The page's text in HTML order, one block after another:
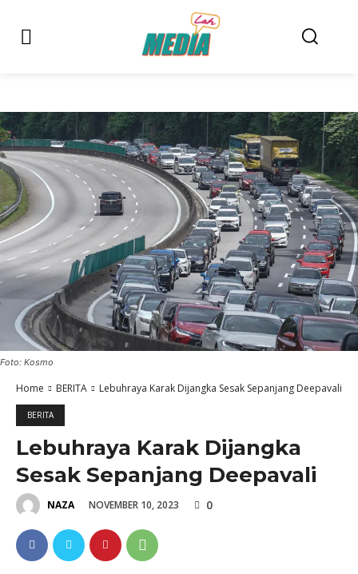
Foto: Kosmo
Home BERITA Lebuhraya Karak Dijangka Sesak Sepanjang Deepavali
BERITA
Lebuhraya Karak Dijangka
Sesak Sepanjang Deepavali
NAZA NOVEMBER 10, 2023 0